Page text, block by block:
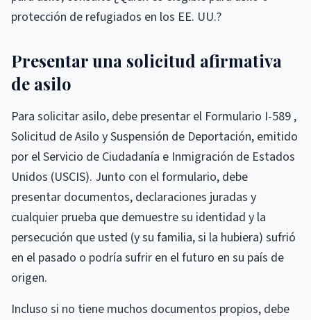
protección de refugiados en los EE. UU.?
Presentar una solicitud afirmativa
de asilo
Para solicitar asilo, debe presentar el Formulario I-589 ,
Solicitud de Asilo y Suspensión de Deportación, emitido
por el Servicio de Ciudadanía e Inmigración de Estados
Unidos (USCIS). Junto con el formulario, debe
presentar documentos, declaraciones juradas y
cualquier prueba que demuestre su identidad y la
persecución que usted (y su familia, si la hubiera) sufrió
en el pasado o podría sufrir en el futuro en su país de
origen.
Incluso si no tiene muchos documentos propios, debe